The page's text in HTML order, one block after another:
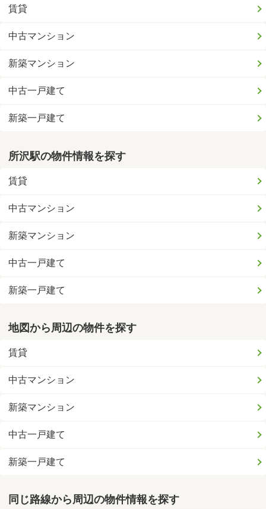
賃貸
中古マンション
新築マンション
中古一戸建て
新築一戸建て
所沢駅の物件情報を探す
賃貸
中古マンション
新築マンション
中古一戸建て
新築一戸建て
地図から周辺の物件を探す
賃貸
中古マンション
新築マンション
中古一戸建て
新築一戸建て
同じ路線から周辺の物件情報を探す